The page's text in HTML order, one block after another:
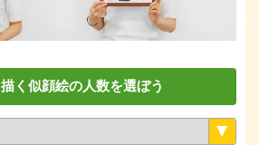
描く似顔絵の人数を選ぼう